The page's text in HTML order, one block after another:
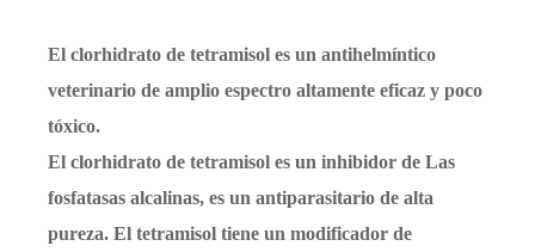
El clorhidrato de tetramisol es un antihelmíntico
veterinario de amplio espectro altamente eficaz y poco
tóxico.
El clorhidrato de tetramisol es un inhibidor de Las
fosfatasas alcalinas, es un antiparasitario de alta
pureza. El tetramisol tiene un modificador de